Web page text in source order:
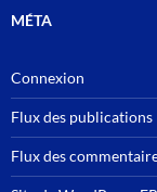
MÉTA
Connexion
Flux des publications
Flux des